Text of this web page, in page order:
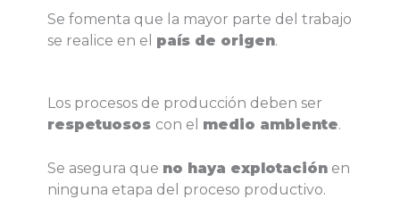
Se fomenta que la mayor parte del trabajo
se realice en el país de origen.
Los procesos de producción deben ser
respetuosos con el medio ambiente.
Se asegura que no haya explotaciónen
ninguna etapa del proceso productivo.